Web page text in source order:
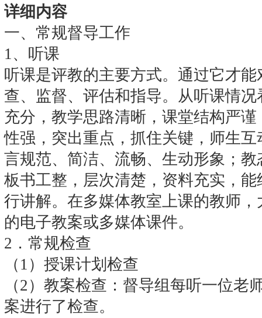
详细内容
一、常规督导工作
1、听课
听课是评教的主要方式。通过它才
查、监督、评估和指导。从听课情
充分，教学思路清晰，课堂结构严
性强，突出重点，抓住关键，师生
言规范、简洁、流畅、生动形象；
板书工整，层次清楚，资料充实，
行讲解。在多媒体教室上课的教师
的电子教案或多媒体课件。
2．常规检查
（1）授课计划检查
（2）教案检查：督导组每听一位老
案进行了检查。